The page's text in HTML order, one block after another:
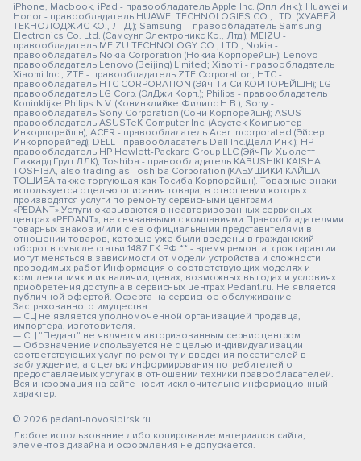
iPhone, Macbook, iPad - правообладатель Apple Inc. (Эпл Инк.); Huawei и
Honor - правообладатель HUAWEI TECHNOLOGIES CO., LTD. (ХУАВЕЙ
ТЕКНОЛОДЖИС КО., ЛТД.); Samsung – правообладатель Samsung
Electronics Co. Ltd. (Самсунг Электроникс Ко., Лтд.); MEIZU -
правообладатель MEIZU TECHNOLOGY CO., LTD.; Nokia -
правообладатель Nokia Corporation (Нокиа Корпорейшн); Lenovo -
правообладатель Lenovo (Beijing) Limited; Xiaomi - правообладатель
Xiaomi Inc.; ZTE - правообладатель ZTE Corporation; HTC -
правообладатель HTC CORPORATION (Эйч-Ти-Си КОРПОРЕЙШН); LG -
правообладатель LG Corp. (ЭлДжи Корп.); Philips - правообладатель
Koninklijke Philips N.V. (Конинклийке Филипс Н.В.); Sony -
правообладатель Sony Corporation (Сони Корпорейшн); ASUS -
правообладатель ASUSTeK Computer Inc. (Асустек Компьютер
Инкорпорейшн); ACER - правообладатель Acer Incorporated (Эйсер
Инкорпорейтед); DELL - правообладатель Dell Inc.(Делл Инк.); HP -
правообладатель HP Hewlett-Packard Group LLC (ЭйчПи Хьюлетт
Паккард Груп ЛЛК); Toshiba - правообладатель KABUSHIKI KAISHA
TOSHIBA, also trading as Toshiba Corporation (КАБУШИКИ КАЙША
ТОШИБА также торгующая как Тосиба Корпорейшн). Товарные знаки
используется с целью описания товара, в отношении которых
производятся услуги по ремонту сервисными центрами
«PEDANT».Услуги оказываются в неавторизованных сервисных
центрах «PEDANT», не связанными с компаниями Правообладателями
товарных знаков и/или с ее официальными представителями в
отношении товаров, которые уже были введены в гражданский
оборот в смысле статьи 1487 ГК РФ ** - время ремонта, срок гарантии
могут меняться в зависимости от модели устройства и сложности
проводимых работ Информация о соответствующих моделях и
комплектациях и их наличии, ценах, возможных выгодах и условиях
приобретения доступна в сервисных центрах Pedant.ru. Не является
публичной офертой. Оферта на сервисное обслуживание
Застрахованного имущества
— СЦ не является уполномоченной организацией продавца,
импортера, изготовителя.
— СЦ "Педант" не является авторизованным сервис центром.
— Обозначение используется не с целью индивидуализации
соответствующих услуг по ремонту и введения посетителей в
заблуждение, а с целью информирования потребителей о
предоставляемых услугах в отношении техники правообладателей.
Вся информация на сайте носит исключительно информационный
характер.
© 2026 pedant-novosibirsk.ru
Любое использование либо копирование материалов сайта,
элементов дизайна и оформления не допускается.